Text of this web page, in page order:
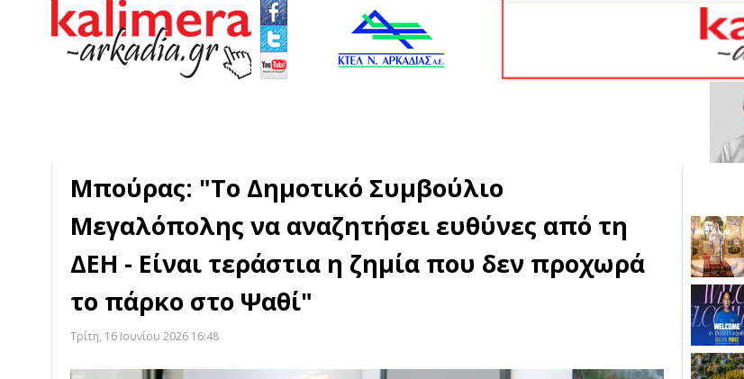
Μπούρας: "Το Δημοτικό Συμβούλιο
Μεγαλόπολης να αναζητήσει ευθύνες από τη
ΔΕΗ - Είναι τεράστια η ζημία που δεν προχωρά
το πάρκο στο Ψαθί"
Τρίτη, 16 Ιουνίου 2026 16:48